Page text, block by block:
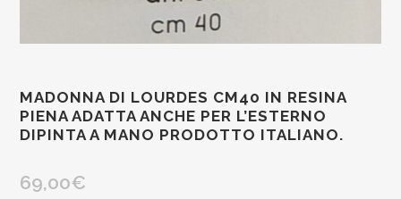
MADONNA DI LOURDES CM40 IN RESINA
PIENA ADATTA ANCHE PER L’ESTERNO
DIPINTA A MANO PRODOTTO ITALIANO.
69,00€